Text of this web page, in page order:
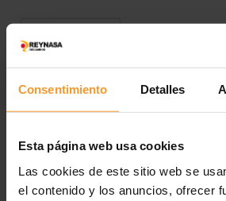
Consentimiento Detalles
Esta página web usa cookies
Las cookies de este sitio web se
el contenido y los anuncios, ofrecer